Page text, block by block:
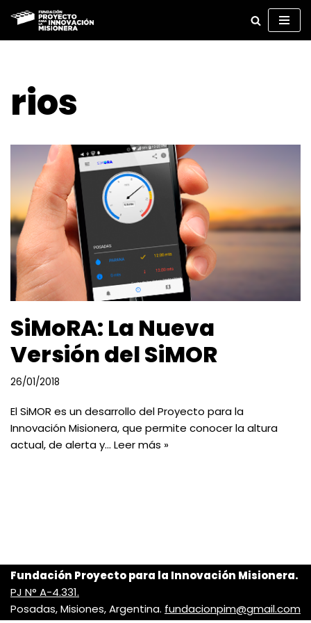
Ir
rios
SiMoRA: La Nueva
Versión del SiMOR
26/01/2018
El SiMOR es un desarrollo del Proyecto para la
Innovación Misionera, que permite conocer la altura
actual, de alerta y… Leer más »
Fundación Proyecto para la Innovación Misionera.
PJ N° A-4.331.
Posadas, Misiones, Argentina. fundacionpim@gmail.com